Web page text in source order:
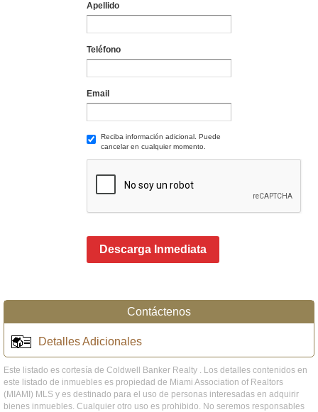
Apellido
Teléfono
Email
Reciba información adicional. Puede
cancelar en cualquier momento.
Descarga Inmediata
Contáctenos
Detalles Adicionales
Este listado es cortesía de Coldwell Banker Realty . Los detalles contenidos en
este listado de inmuebles es propiedad de Miami Association of Realtors
(MIAMI) MLS y es destinado para el uso de personas interesadas en adquirir
bienes inmuebles. Cualquier otro uso es prohibido. No seremos responsables